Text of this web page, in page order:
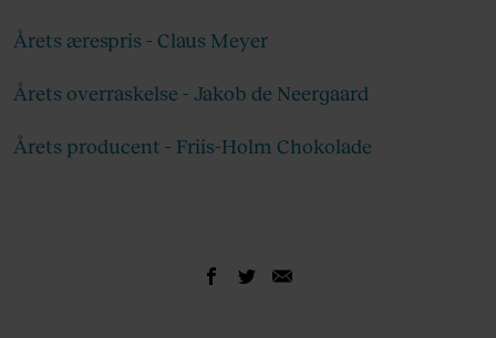
Årets ærespris - Claus Meyer
Årets overraskelse - Jakob de Neergaard
Årets producent - Friis-Holm Chokolade